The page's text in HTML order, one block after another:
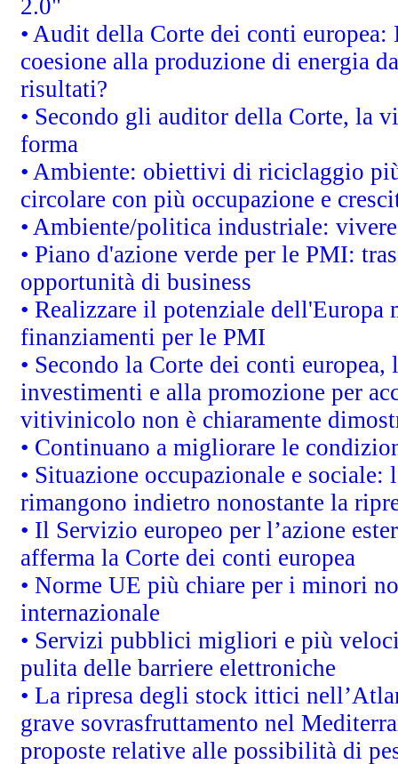
2.0"
• Audit della Corte dei conti
coesione alla produzione di energia
risultati?
• Secondo gli auditor della Corte, la
forma
• Ambiente: obiettivi di riciclaggio
circolare con più occupazione e
• Ambiente/politica industriale:
• Piano d'azione verde per le PMI:
opportunità di business
• Realizzare il potenziale
finanziamenti per le PMI
• Secondo la Corte dei conti
investimenti e alla promozione per
vitivinicolo non è chiaramente
• Continuano a migliorare le
• Situazione occupazionale e
rimangono indietro nonostante la
• Il Servizio europeo per l’azione
afferma la Corte dei conti europea
• Norme UE più chiare per i minori
internazionale
• Servizi pubblici migliori e più
pulita delle barriere elettroniche
• La ripresa degli stock ittici
grave sovrasfruttamento nel
proposte relative alle possibilità di